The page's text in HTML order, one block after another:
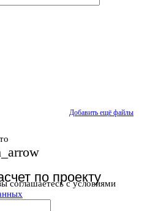
Добавить ещё файлы
соглашаетесь с условиями